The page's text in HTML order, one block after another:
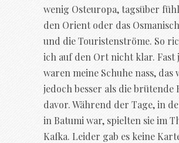
wenig Osteuropa, tagsüber
den Orient oder das
und die Touristenströme. So
ich auf den Ort nicht klar. Fast
waren meine Schuhe nass, das
jedoch besser als die brütende
davor. Während der Tage, in
in Batumi war, spielten sie im
Kafka. Leider gab es keine